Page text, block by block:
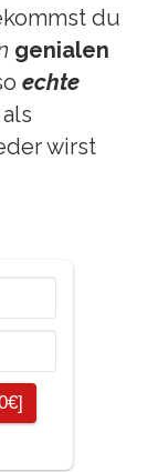
du
genialen
echte
wirst